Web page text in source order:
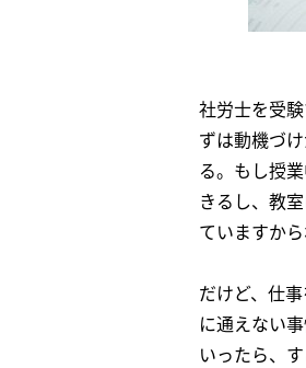
社労士を受
ずは動機づ
る。もし授
きるし、教
ていますから
だけど、仕
に通えない
いったら、